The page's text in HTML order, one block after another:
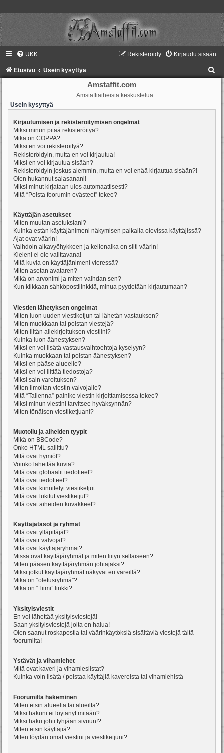
UKK Kirjaudu sisään
Rekisteröidy
Etusivu Usein kysyttyä
Amstaffit.com
Amstaffiaiheista keskustelua
Usein kysyttyä
Kirjautumisen ja rekisteröitymisen ongelmat
Miksi minun pitää rekisteröityä?
Mikä on COPPA?
Miksi en voi rekisteröityä?
Rekisteröidyin, mutta en voi kirjautua!
Miksi en voi kirjautua sisään?
Rekisteröidyin joskus aiemmin, mutta en voi enää kirjautua sisään?!
Olen hukannut salasanani!
Miksi minut kirjataan ulos automaattisesti?
Mitä “Poista foorumin evästeet” tekee?
Käyttäjän asetukset
Miten muutan asetuksiani?
Kuinka estän käyttäjänimeni näkymisen paikalla olevissa käyttäjissä?
Ajat ovat väärin!
Vaihdoin aikavyöhykkeen ja kellonaika on silti väärin!
Kieleni ei ole valittavana!
Mitä kuvia on käyttäjänimeni vieressä?
Miten asetan avataren?
Mikä on arvonimi ja miten vaihdan sen?
Kun klikkaan sähköpostilinkkiä, minua pyydetään kirjautumaan?
Viestien lähetyksen ongelmat
Miten luon uuden viestiketjun tai lähetän vastauksen?
Miten muokkaan tai poistan viestejä?
Miten liitän allekirjoituksen viestiini?
Kuinka luon äänestyksen?
Miksi en voi lisätä vastausvaihtoehtoja kyselyyn?
Kuinka muokkaan tai poistan äänestyksen?
Miksi en pääse alueelle?
Miksi en voi liittää tiedostoja?
Miksi sain varoituksen?
Miten ilmoitan viestin valvojalle?
Mitä “Tallenna”-painike viestin kirjoittamisessa tekee?
Miksi minun viestini tarvitsee hyväksynnän?
Miten tönäisen viestiketjuani?
Muotoilu ja aiheiden tyypit
Mikä on BBCode?
Onko HTML sallittu?
Mitä ovat hymiöt?
Voinko lähettää kuvia?
Mitä ovat globaalit tiedotteet?
Mitä ovat tiedotteet?
Mitä ovat kiinnitetyt viestiketjut
Mitä ovat lukitut viestiketjut?
Mitä ovat aiheiden kuvakkeet?
Käyttäjätasot ja ryhmät
Mitä ovat ylläpitäjät?
Mitä ovatr valvojat?
Mitä ovat käyttäjäryhmät?
Missä ovat käyttäjäryhmät ja miten liityn sellaiseen?
Miten pääsen käyttäjäryhmän johtajaksi?
Miksi jotkut käyttäjäryhmät näkyvät eri väreillä?
Mikä on “oletusryhmä”?
Mikä on “Tiimi” linkki?
Yksityisviestit
En voi lähettää yksityisviestejä!
Saan yksityisviestejä joita en halua!
Olen saanut roskapostia tai väärinkäytöksiä sisältäviä viestejä tältä
foorumilta!
Ystävät ja vihamiehet
Mitä ovat kaveri ja vihamieslistat?
Kuinka voin lisätä / poistaa käyttäjiä kavereista tai vihamiehistä
Foorumilta hakeminen
Miten etsin alueelta tai alueilta?
Miksi hakuni ei löytänyt mitään?
Miksi haku johti tyhjään sivuun!?
Miten etsin käyttäjiä?
Miten löydän omat viestini ja viestiketjuni?